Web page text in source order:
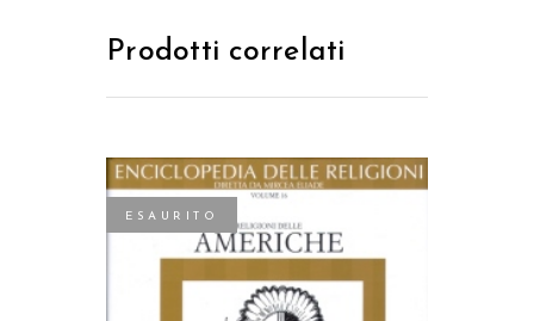
Prodotti correlati
ESAURITO